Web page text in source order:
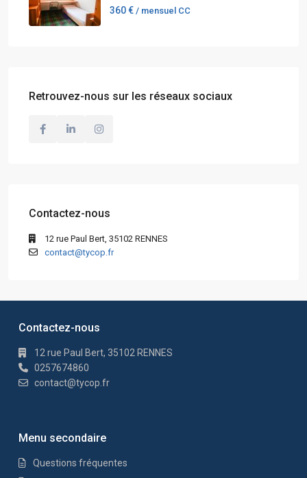
360 € / mensuel CC
Retrouvez-nous sur les réseaux sociaux
Contactez-nous
12 rue Paul Bert, 35102 RENNES
contact@tycop.fr
Contactez-nous
12 rue Paul Bert, 35102 RENNES
0257674860
contact@tycop.fr
Menu secondaire
Questions fréquentes